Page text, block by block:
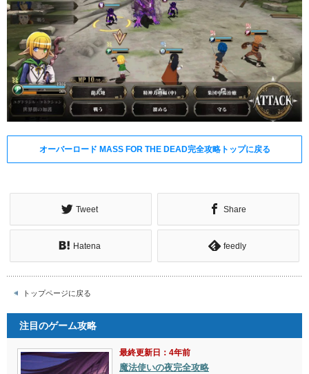
オーバーロード MASS FOR THE DEAD完全攻略トップに戻る
Tweet Share
Hatena feedly
トップページに戻る
注目のゲーム攻略
最終更新日：4年前
魔法使いの夜完全攻略